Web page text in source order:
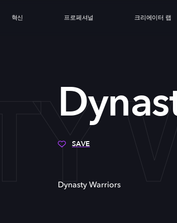
혁신 프로페셔널 크리에이터 랩
SAVE
Dynasty Warriors